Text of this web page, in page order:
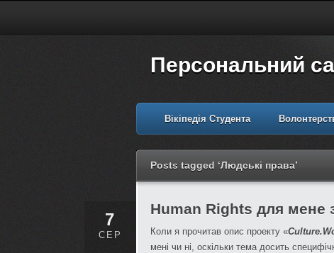
Персональний
Вікіпедія Студента
Posts tagged ‘Людські права’
7
СЕР
Human Rights для мене
Коли я прочитав опис проекту «
мені чи ні, оскільки тема досить